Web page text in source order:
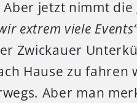
jetzt nimmt die
extrem viele
Zwickauer
Hause zu fahren
Aber man